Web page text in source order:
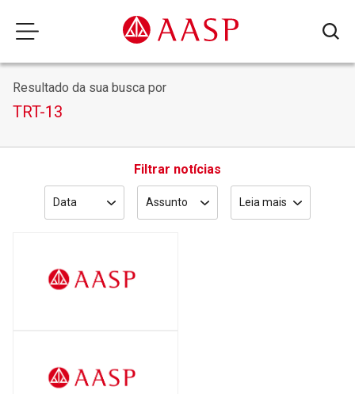
Resultado da sua busca por
TRT-13
Filtrar notícias
Data Assunto Leia mais